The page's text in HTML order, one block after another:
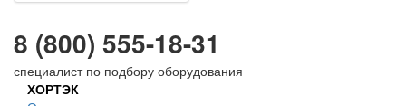
8 (800) 555-18-31
специалист по подбору оборудования
ХОРТЭК